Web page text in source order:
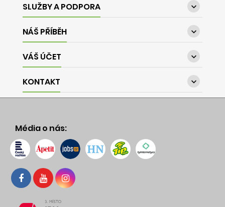
SLUŽBY A PODPORA 
NÁŠ PŘÍBĚH 
VÁŠ ÚČET 
KONTAKT 
Média o nás: